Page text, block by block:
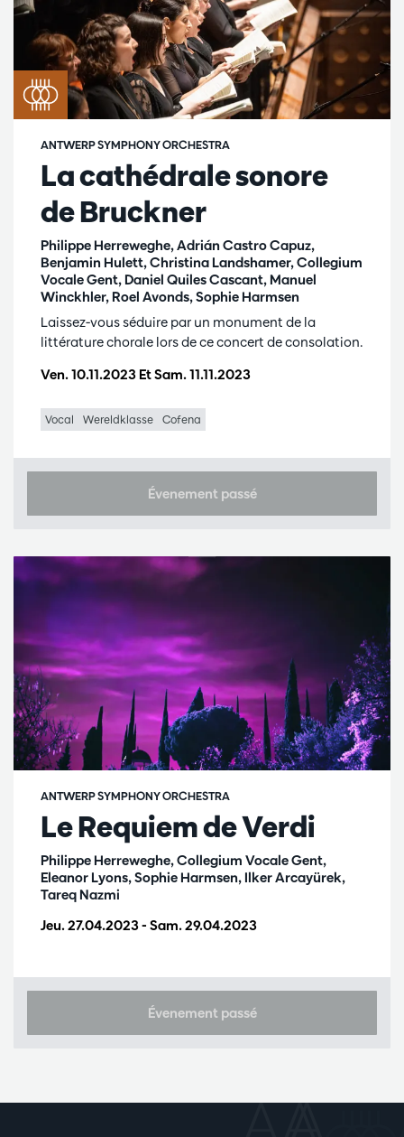
La cathédrale sonore
de Bruckner
Philippe Herreweghe, Adrián Castro Capuz,
Benjamin Hulett, Christina Landshamer, Collegium
Vocale Gent, Daniel Quiles Cascant, Manuel
Winckhler, Roel Avonds, Sophie Harmsen
ANTWERP SYMPHONY ORCHESTRA
Ven. 10.11.2023 EtSam. 11.11.2023
Laissez-vous séduire par un monument de la
littérature chorale lors de ce concert de consolation.
Vocal Wereldklasse Cofena
Évenement passé
Le Requiem de Verdi
Philippe Herreweghe, Collegium Vocale Gent,
Eleanor Lyons, Sophie Harmsen, Ilker Arcayürek,
Tareq Nazmi
ANTWERP SYMPHONY ORCHESTRA
Jeu. 27.04.2023- Sam. 29.04.2023
Évenement passé